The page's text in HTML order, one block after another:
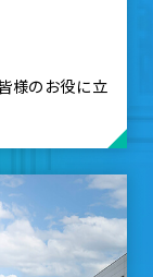
様のお役に立